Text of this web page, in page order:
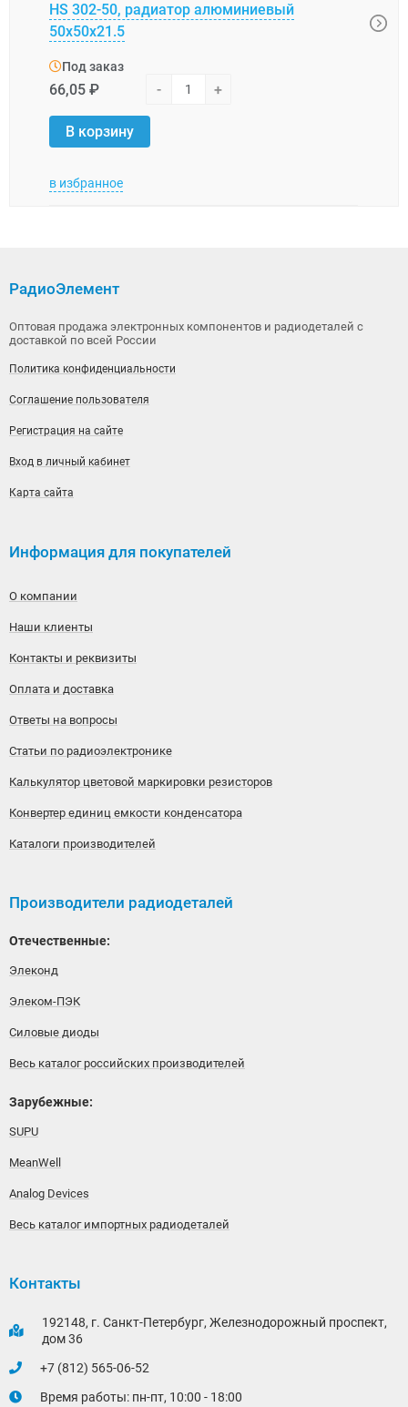
HS 302-50, радиатор алюминиевый
50x50x21.5
Под заказ
66,05 ₽ - +
В корзину
в избранное
РадиоЭлемент
Оптовая продажа электронных компонентов и радиодеталей с
доставкой по всей России
Политика конфиденциальности
Соглашение пользователя
Регистрация на сайте
Вход в личный кабинет
Карта сайта
Информация для покупателей
О компании
Наши клиенты
Контакты и реквизиты
Оплата и доставка
Ответы на вопросы
Статьи по радиоэлектронике
Калькулятор цветовой маркировки резисторов
Конвертер единиц емкости конденсатора
Каталоги производителей
Производители радиодеталей
Отечественные:
Элеконд
Элеком-ПЭК
Силовые диоды
Весь каталог российских производителей
Зарубежные:
SUPU
MeanWell
Analog Devices
Весь каталог импортных радиодеталей
Контакты
192148, г. Санкт-Петербург, Железнодорожный проспект,
дом 36
+7 (812) 565-06-52
Время работы: пн-пт, 10:00 - 18:00